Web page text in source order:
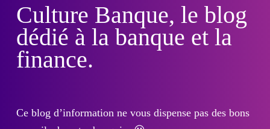
Culture Banque, le blog
dédié à la banque et la
finance.
Ce blog d’information ne vous dispense pas des bons